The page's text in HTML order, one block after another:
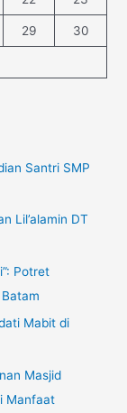
29 30
Santri SMP
Lil’alamin DT
Potret
Mabit di
Masjid
Manfaat